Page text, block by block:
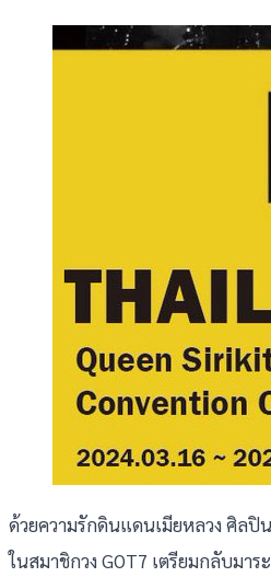
ด้วยความรักดินแดนเมียหลวง ศิล
ในสมาชิกวง GOT7 เตรียมกลับมา